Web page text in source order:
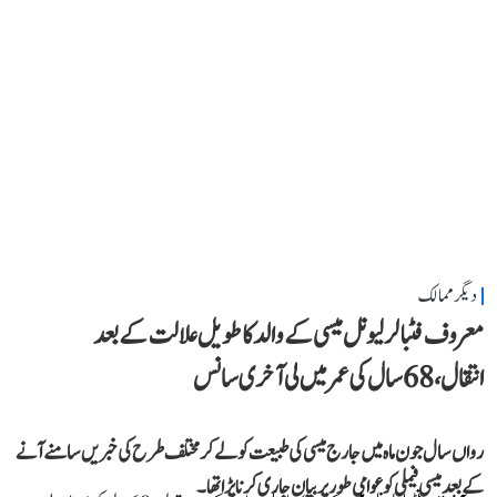
دیگر ممالک
معروف فٹبالر لیونل میسی کے والد کا طویل علالت کے بعد
انتقال، 68 سال کی عمر میں لی آخری سانس
رواں سال جون ماہ میں جارج میسی کی طبیعت کو لے کر مختلف طرح کی خبریں سامنے آنے
کے بعد میسی فیملی کو عوامی طور پر بیان جاری کرنا پڑا تھا۔